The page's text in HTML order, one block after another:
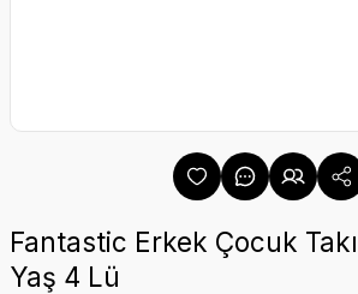
Fantastic Erkek Çocuk
Yaş 4 Lü